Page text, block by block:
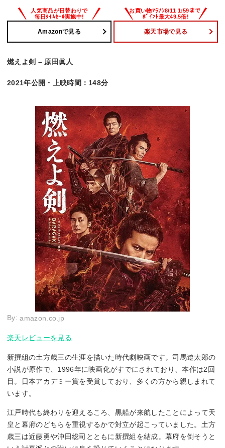
Amazonで見る 楽天市場で見る
燃えよ剣 – 原田眞人
2021年公開・上映時間：148分
By:amazon.co.jp
楽天レビューを見る
新撰組の土方歳三の生涯を描いた時代劇映画です。司馬遼太郎の
小説が原作で、1996年に映画化がすでにされており、本作は2回
目。日本アカデミー賞を受賞しており、多くの方から親しまれて
います。
江戸時代も終わりを迎えるころ、黒船が来航したことによって天
皇と幕府のどちらを重視するかで対立が起こっていました。土方
歳三は近藤勇や沖田総司とともに新撰組を結成。幕府を倒そうと